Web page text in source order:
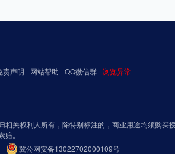
责声明 网站帮助 QQ微信群 浏览异常
相关权利人所有，除特别标注的，商业用途均须购买
。
冀公网安备13022702000109号